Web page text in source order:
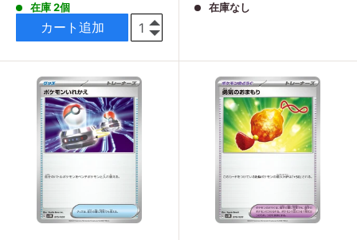
価在庫 2個
カート追加
価
在庫なし